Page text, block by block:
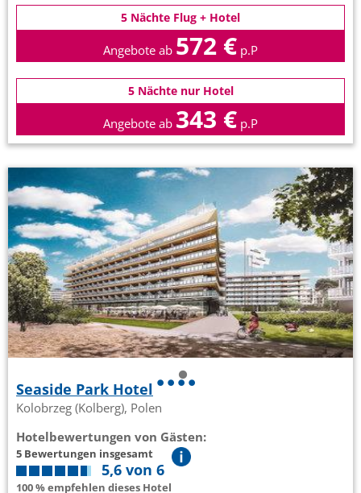
5 Nächte Flug + Hotel
Angebote ab 572 € p.P
5 Nächte nur Hotel
Angebote ab 343 € p.P
Seaside Park Hotel
Kolobrzeg (Kolberg), Polen
Hotelbewertungen von Gästen:
5 Bewertungen insgesamt
5,6 von 6
100 % empfehlen dieses Hotel